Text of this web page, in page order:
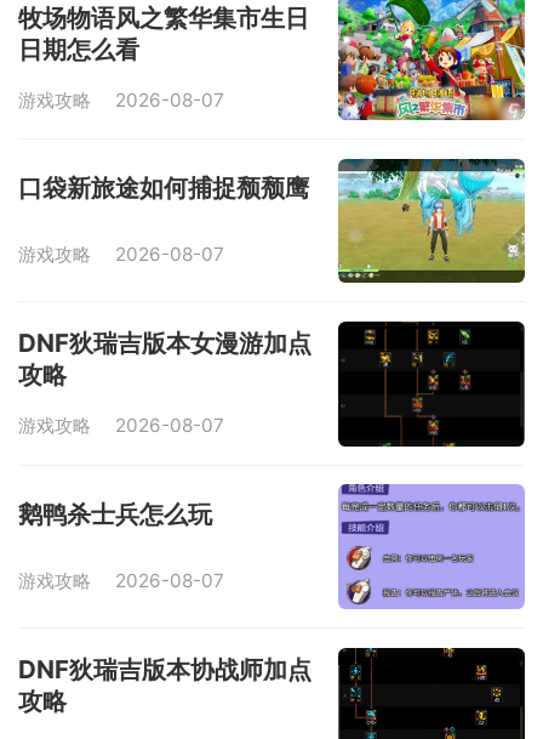
牧场物语风之繁华集市生日
日期怎么看
游戏攻略 2026-08-07
口袋新旅途如何捕捉颓颓鹰
游戏攻略 2026-08-07
DNF狄瑞吉版本女漫游加点
攻略
游戏攻略 2026-08-07
鹅鸭杀士兵怎么玩
游戏攻略 2026-08-07
DNF狄瑞吉版本协战师加点
攻略